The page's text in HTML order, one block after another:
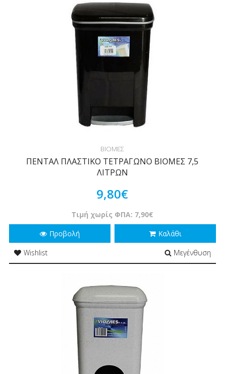
ΒΙΟΜΕΣ
ΠΕΝΤΑΛ ΠΛΑΣΤΙΚΟ ΤΕΤΡΑΓΩΝΟ ΒΙΟΜΕΣ 7,5
ΛΙΤΡΩΝ
9,80€
Τιμή χωρίς ΦΠΑ: 7,90€
Προβολή
Καλάθι
Wishlist
Μεγένθυση